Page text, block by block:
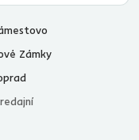
Zámky